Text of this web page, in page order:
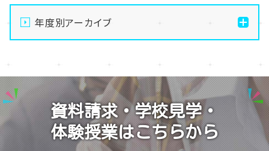
【なんば】体験授業で高級感のあるマンゴータルト作り
ました！🥭✨
【なんば】キラリと輝く宝物✨「光るハーバリウム」作り
【なんば】校舎紹介の「自習室編」✨
【なんば】笑顔が溢れたオープンスクール😊在校生の
温かいお出迎えで素敵な1日に🌷
【なんば】夏季休校期間のお知らせ🍉
年度別アーカイブ
2025
2024
2023
資料請求・学校見学・
体験授業はこちらから